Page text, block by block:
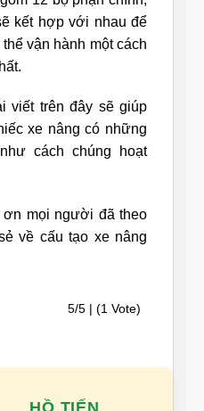
kết hợp với nhau để
vận hành một cách
viết trên đây sẽ giúp
xe nâng có những
cách chúng hoạt
ơn mọi người đã theo
về cấu tạo xe nâng
5/5 | (1 Vote)